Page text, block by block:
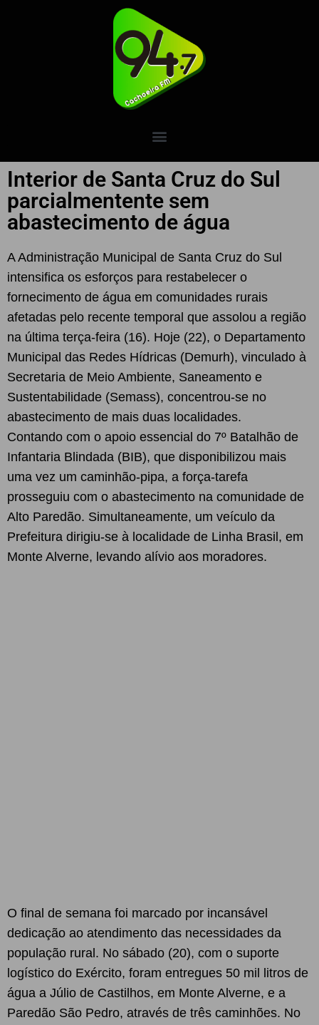
Interior de Santa Cruz do Sul
parcialmentente sem
abastecimento de água
A Administração Municipal de Santa Cruz do Sul
intensifica os esforços para restabelecer o
fornecimento de água em comunidades rurais
afetadas pelo recente temporal que assolou a região
na última terça-feira (16). Hoje (22), o Departamento
Municipal das Redes Hídricas (Demurh), vinculado à
Secretaria de Meio Ambiente, Saneamento e
Sustentabilidade (Semass), concentrou-se no
abastecimento de mais duas localidades.
Contando com o apoio essencial do 7º Batalhão de
Infantaria Blindada (BIB), que disponibilizou mais
uma vez um caminhão-pipa, a força-tarefa
prosseguiu com o abastecimento na comunidade de
Alto Paredão. Simultaneamente, um veículo da
Prefeitura dirigiu-se à localidade de Linha Brasil, em
Monte Alverne, levando alívio aos moradores.
O final de semana foi marcado por incansável
dedicação ao atendimento das necessidades da
população rural. No sábado (20), com o suporte
logístico do Exército, foram entregues 50 mil litros de
água a Júlio de Castilhos, em Monte Alverne, e a
Paredão São Pedro, através de três caminhões. No